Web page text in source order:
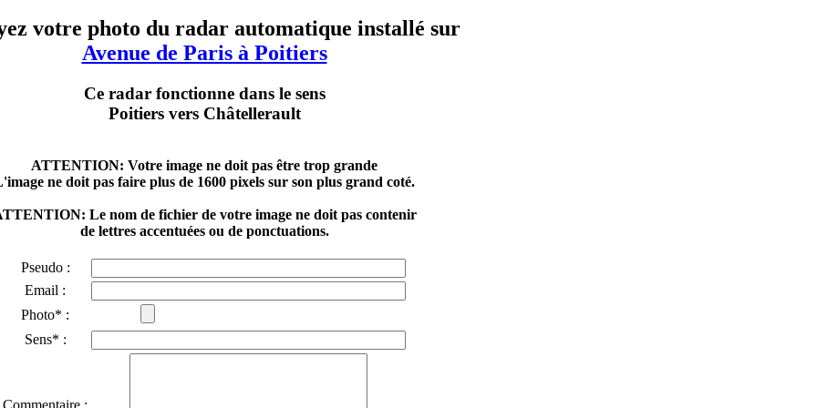
votre photo du radar automatique installé sur
Avenue de Paris à Poitiers
Ce radar fonctionne dans le sens
Poitiers vers Châtellerault
ATTENTION: Votre image ne doit pas être trop grande
ne doit pas faire plus de 1600 pixels sur son plus grand coté.
Le nom de fichier de votre image ne doit pas contenir
de lettres accentuées ou de ponctuations.
Pseudo :
Email :
Photo* :
Sens* :
Commentaire :